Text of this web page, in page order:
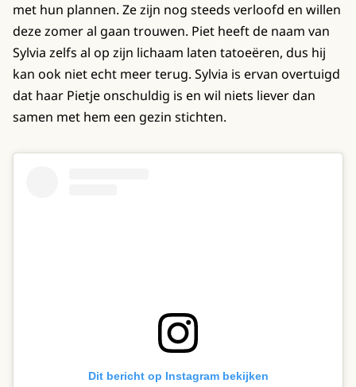
met hun plannen. Ze zijn nog steeds verloofd en willen
deze zomer al gaan trouwen. Piet heeft de naam van
Sylvia zelfs al op zijn lichaam laten tatoeëren, dus hij
kan ook niet echt meer terug. Sylvia is ervan overtuigd
dat haar Pietje onschuldig is en wil niets liever dan
samen met hem een gezin stichten.
Dit bericht op Instagram bekijken